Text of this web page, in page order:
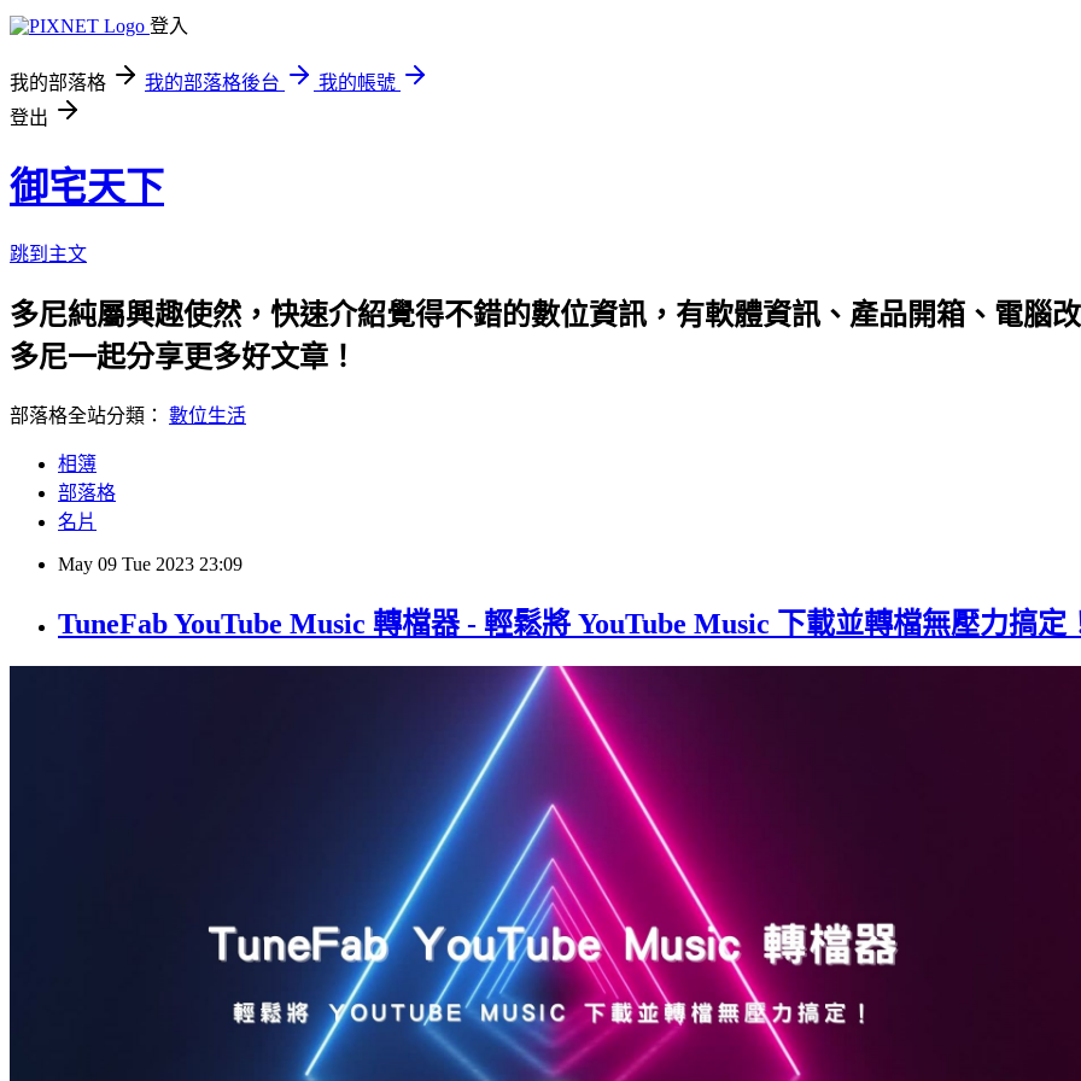
登入
我的部落格 我的部落格後台
我的帳號
登出
御宅天下
跳到主文
多尼純屬興趣使然，快速介紹覺得不錯的數位資訊，有軟體資訊、產品開箱、電腦
多尼一起分享更多好文章！
部落格全站分類： 數位生活
相簿
部落格
名片
May 09 Tue 2023 23:09
TuneFab YouTube Music 轉檔器 - 輕鬆將 YouTube Music 下載並轉檔無壓力搞定